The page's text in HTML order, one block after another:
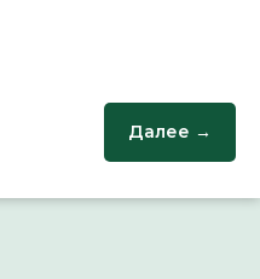
Далее →